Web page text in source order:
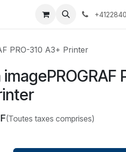
Événements Services
PRO-310 A3+ Printer
(Toutes taxes comprises)